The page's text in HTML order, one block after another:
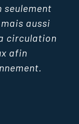
seulement
aussi
circulation
afin